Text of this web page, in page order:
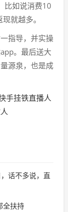
比如说消费10
就越多。
指导，并实操
。最后送大
源泉，也是成
话不多说，直
全扶持